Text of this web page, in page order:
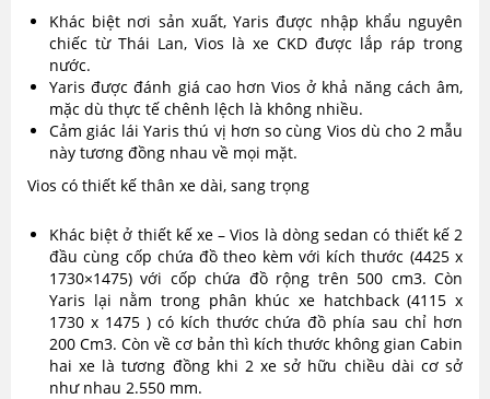
Khác biệt nơi sản xuất, Yaris được nhập khẩu nguyên
chiếc từ Thái Lan, Vios là xe CKD được lắp ráp trong
nước.
Yaris được đánh giá cao hơn Vios ở khả năng cách âm,
mặc dù thực tế chênh lệch là không nhiều.
Cảm giác lái Yaris thú vị hơn so cùng Vios dù cho 2 mẫu
này tương đồng nhau về mọi mặt.
Vios có thiết kế thân xe dài, sang trọng
Khác biệt ở thiết kế xe – Vios là dòng sedan có thiết kế 2
đầu cùng cốp chứa đồ theo kèm với kích thước (4425 x
1730×1475) với cốp chứa đồ rộng trên 500 cm3. Còn
Yaris lại nằm trong phân khúc xe hatchback (4115 x
1730 x 1475 ) có kích thước chứa đồ phía sau chỉ hơn
200 Cm3. Còn về cơ bản thì kích thước không gian Cabin
hai xe là tương đồng khi 2 xe sở hữu chiều dài cơ sở
như nhau 2.550 mm.